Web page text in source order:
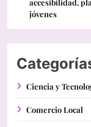
accesibilidad,
jóvenes
Ciencia y
Comercio Local